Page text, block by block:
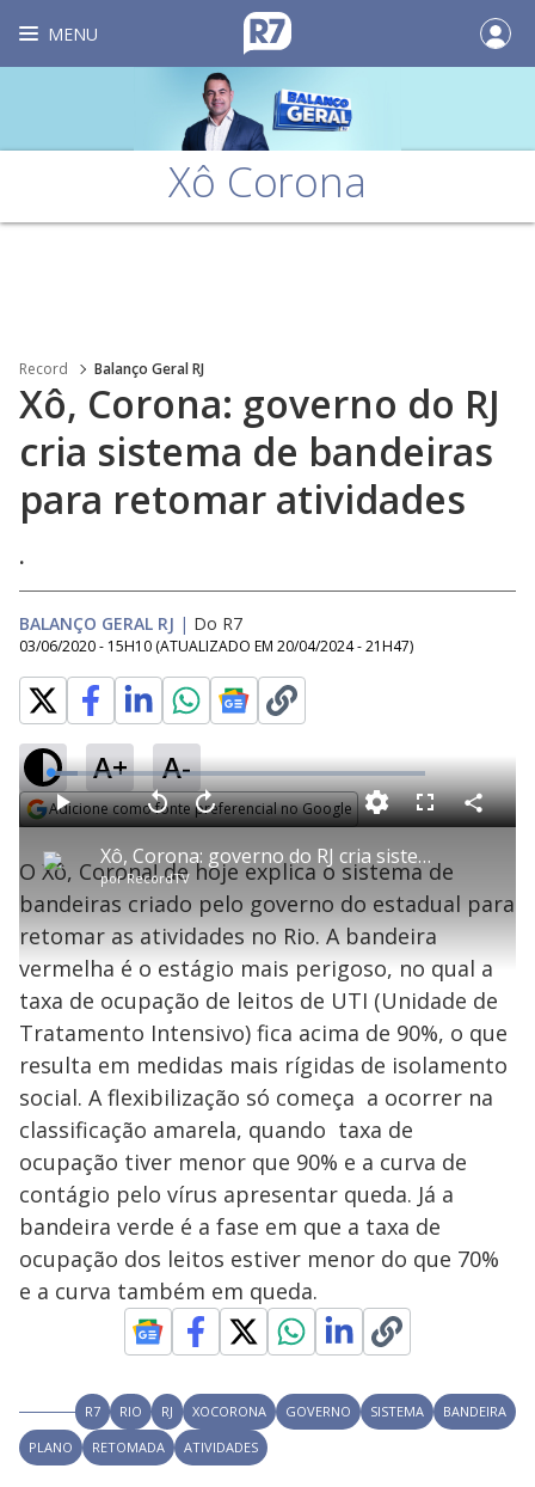
MENU
Xô Corona
Record Balanço Geral RJ
Xô, Corona: governo do RJ
cria sistema de bandeiras
para retomar atividades
.
BALANÇO GERAL RJ | Do R7
03/06/2020 - 15H10 (ATUALIZADO EM 20/04/2024 - 21H47)
A+ A-
Adicione como fonte preferencial no Google
P
l
a
y
V
i
d
e
o
Xô, Corona: governo do RJ cria sistema de bandeiras para retomar atividades
porRecordTV
P V
t
r
0
e
g
n
d
s
A
n
ç
a
1
0
s
e
u
n
M
u
d
o
L
o
a
d
e
.
2
6
%
F
l
r
e
n
C
o
i
l
O Xô, Corona! de hoje explica o sistema de
bandeiras criado pelo governo do estadual para
retomar as atividades no Rio. A bandeira
vermelha é o estágio mais perigoso, no qual a
taxa de ocupação de leitos de UTI (Unidade de
Tratamento Intensivo) fica acima de 90%, o que
resulta em medidas mais rígidas de isolamento
social. A flexibilização só começa a ocorrer na
classificação amarela, quando taxa de
ocupação tiver menor que 90% e a curva de
contágio pelo vírus apresentar queda. Já a
bandeira verde é a fase em que a taxa de
ocupação dos leitos estiver menor do que 70%
e a curva também em queda.
R7 RIO RJ XOCORONA GOVERNO SISTEMA
BANDEIRA
PLANO
RETOMADA ATIVIDADES